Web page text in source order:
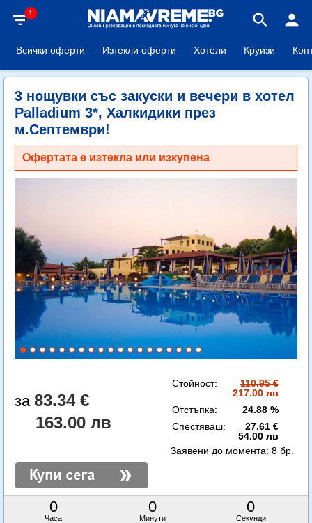
filter_list1 search person
Всички оферти Изтекли оферти Хотели Круизи
3 нощувки със закуски и вечери в хотел
Palladium 3*, Халкидики през
м.Септември!
Офертата е изтекла или изкупена
83.34 €
163.00 лв
Стойност:
110.95 €
217.00 лв
Отстъпка:
24.88 %
Спестяваш:
27.61 €
54.00 лв
0
Часа
0
Минути
0
Секунди
Заявени до момента: 8 бр.